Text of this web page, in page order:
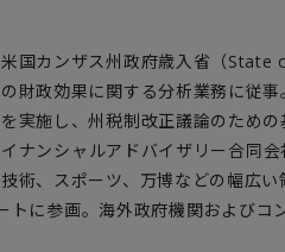
国カンザス州政府歳入省（
財政効果に関する分析業務に
実施し、州税制改正議論のため
ナンシャルアドバイザリー合同
術、スポーツ、万博などの幅広
に参画。海外政府機関およびコ